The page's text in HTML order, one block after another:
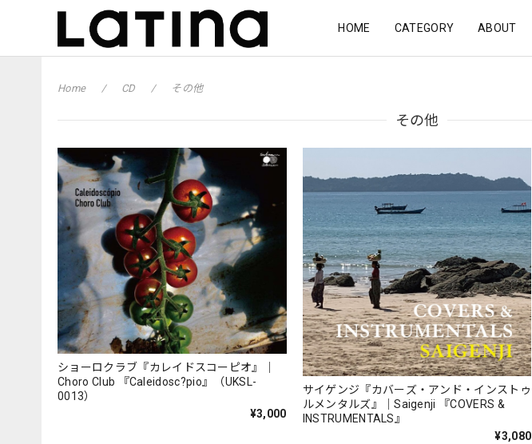
HOME CATEGORY ABOUT
Home CD その他
その他
ショーロクラブ『カレイドスコーピオ』｜
Choro Club 『Caleidosc?pio』（UKSL-
0013）
¥3,000
サイゲンジ『カバーズ・アンド・インストゥ
ルメンタルズ』｜Saigenji 『COVERS &
INSTRUMENTALS』
¥3,080